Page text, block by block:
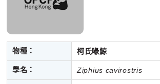
物種： 柯氏喙鯨
學名： Ziphius cavirostris